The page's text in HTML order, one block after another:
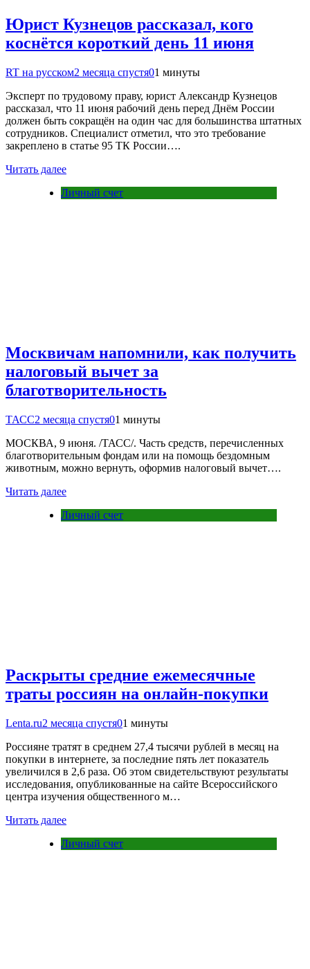
Юрист Кузнецов рассказал, кого
коснётся короткий день 11 июня
RT на русском2 месяца спустя01 минуты
Эксперт по трудовому праву, юрист Александр Кузнецов
рассказал, что 11 июня рабочий день перед Днём России
должен быть сокращён на один час для большинства штатных
сотрудников. Специалист отметил, что это требование
закреплено в статье 95 ТК России….
Читать далее
Личный счет
Москвичам напомнили, как получить
налоговый вычет за
благотворительность
ТАСС2 месяца спустя01 минуты
МОСКВА, 9 июня. /ТАСС/. Часть средств, перечисленных
благотворительным фондам или на помощь бездомным
животным, можно вернуть, оформив налоговый вычет….
Читать далее
Личный счет
Раскрыты средние ежемесячные
траты россиян на онлайн-покупки
Lenta.ru2 месяца спустя01 минуты
Россияне тратят в среднем 27,4 тысячи рублей в месяц на
покупки в интернете, за последние пять лет показатель
увеличился в 2,6 раза. Об этом свидетельствуют результаты
исследования, опубликованные на сайте Всероссийского
центра изучения общественного м…
Читать далее
Личный счет